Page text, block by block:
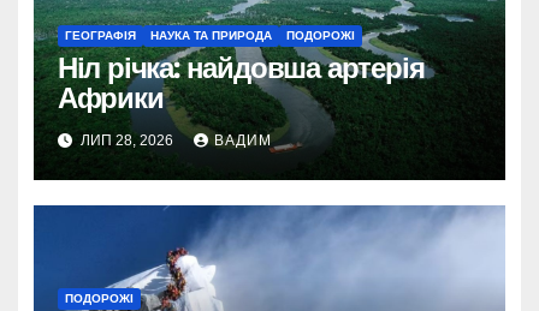
ГЕОГРАФІЯ НАУКА ТА ПРИРОДА ПОДОРОЖІ
Ніл річка: найдовша артерія
Африки
ЛИП 28, 2026 ВАДИМ
ПОДОРОЖІ